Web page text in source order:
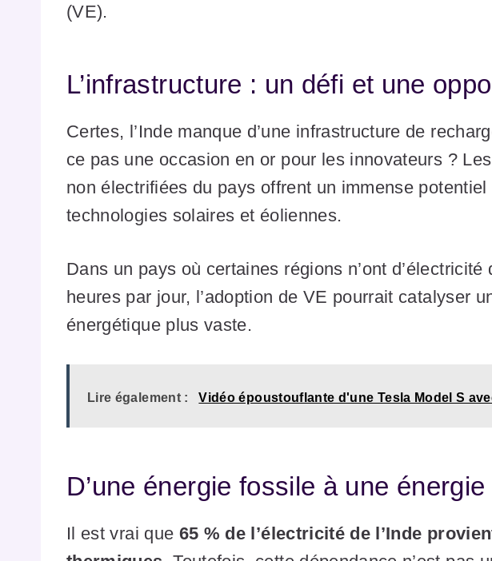
(VE).
L’infrastructure : un défi et une
Certes, l’Inde manque d’une infrastructure de
ce pas une occasion en or pour les innovateurs ?
non électrifiées du pays offrent un immense
technologies solaires et éoliennes.
Dans un pays où certaines régions n’ont
heures par jour, l’adoption de VE pourrait catalyser
énergétique plus vaste.
Lire également : Vidéo époustouflante d'une Tesla Model S
D’une énergie fossile à une
Il est vrai que 65 % de l’électricité de l’Inde